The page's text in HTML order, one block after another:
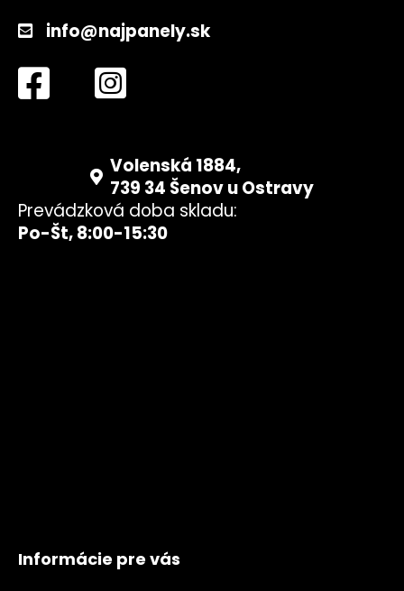
info@najpanely.sk
Volenská 1884,
739 34 Šenov u Ostravy
Prevádzková doba skladu:
Po-Št, 8:00-15:30
Informácie pre vás